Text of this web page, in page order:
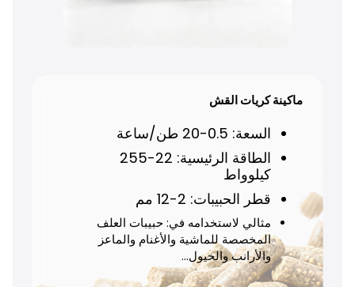
ماكينة كريات القش
السعة: 0.5-20 طن/ساعة
الطاقة الرئيسية: 22-255
كيلوواط
قطر الحبيبات: 2-12 مم
مثالي لاستخدامه في: حبيبات العلف
المخصصة للماشية والأغنام والماعز
والأرانب والخيول…
السعة: 0.5-8 طن/ساعة
الطاقة الرئيسية: 22-255
كيلوواط
قطر الحبيبات: 4-12 ملم
مثالي لاستخدام: كريات القش
المستخدمة كوقود حيوي وفراش
للحيوانات